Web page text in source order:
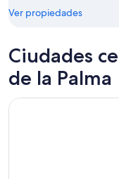
Ver propiedades
Ciudades
de la Palma